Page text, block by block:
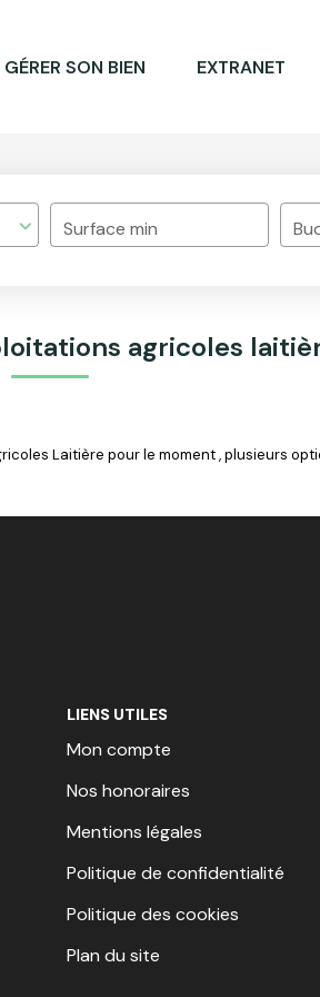
GÉRER SON BIEN EXTRANET
Surface min
agricoles
Laitière pour le moment , plusieurs
LIENS UTILES
Mon compte
Nos honoraires
Mentions légales
Politique de confidentialité
Politique des cookies
Plan du site